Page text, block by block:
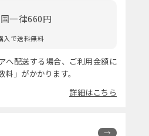
一律660円
入で送料無料
へ配送する場合、ご利用金額に
」がかかります。
詳細はこちら